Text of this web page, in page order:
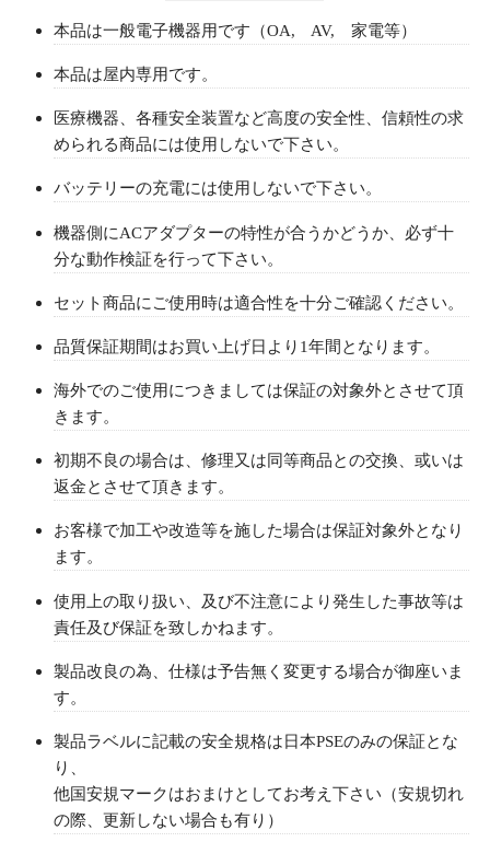
本品は一般電子機器用です（OA, AV, 家電等）
本品は屋内専用です。
医療機器、各種安全装置など高度の安全性、信頼性の求
められる商品には使用しないで下さい。
バッテリーの充電には使用しないで下さい。
機器側にACアダプターの特性が合うかどうか、必ず十
分な動作検証を行って下さい。
セット商品にご使用時は適合性を十分ご確認ください。
品質保証期間はお買い上げ日より1年間となります。
海外でのご使用につきましては保証の対象外とさせて頂
きます。
初期不良の場合は、修理又は同等商品との交換、或いは
返金とさせて頂きます。
お客様で加工や改造等を施した場合は保証対象外となり
ます。
使用上の取り扱い、及び不注意により発生した事故等は
責任及び保証を致しかねます。
製品改良の為、仕様は予告無く変更する場合が御座いま
す。
製品ラベルに記載の安全規格は日本PSEのみの保証とな
り、
他国安規マークはおまけとしてお考え下さい（安規切れ
の際、更新しない場合も有り）